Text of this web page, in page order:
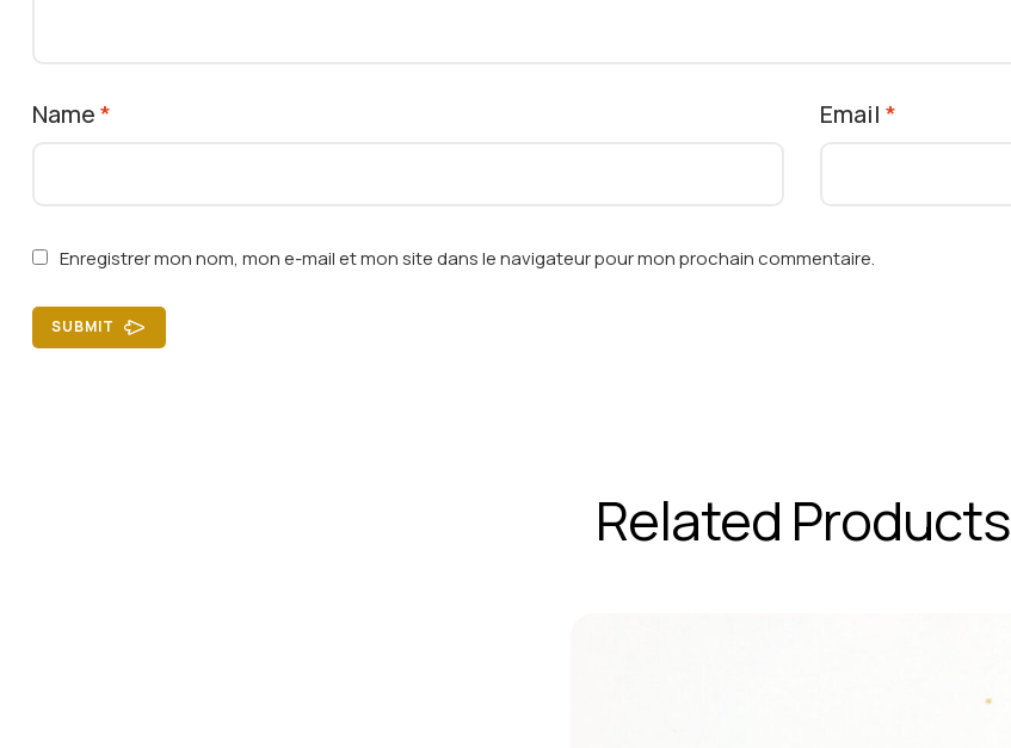
Name* Email *
Enregistrer mon nom, mon e-mail et mon site dans le navigateur pour mon prochain commentaire.
SUBMIT
Related Products